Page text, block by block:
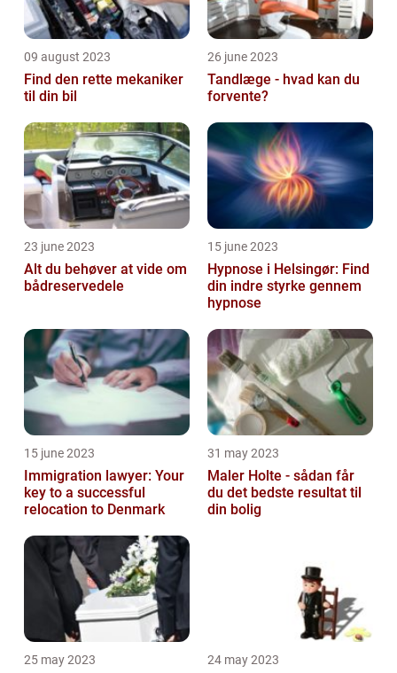
09 august 2023
Find den rette mekaniker
til din bil
26 june 2023
Tandlæge - hvad kan du
forvente?
23 june 2023
Alt du behøver at vide om
bådreservedele
15 june 2023
Hypnose i Helsingør: Find
din indre styrke gennem
hypnose
15 june 2023
Immigration lawyer: Your
key to a successful
relocation to Denmark
31 may 2023
Maler Holte - sådan får
du det bedste resultat til
din bolig
25 may 2023 24 may 2023